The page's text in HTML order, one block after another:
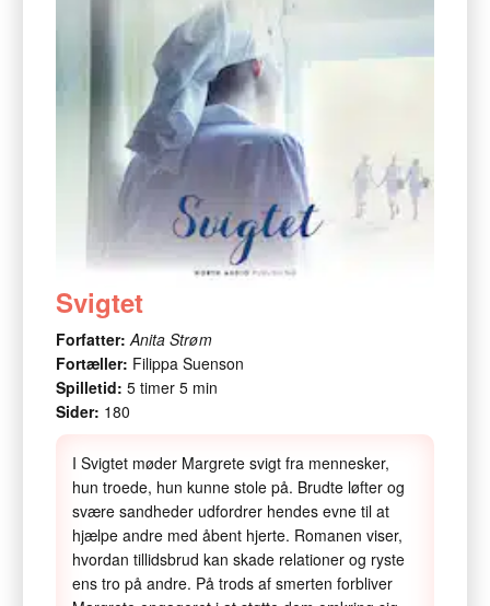
Svigtet
Forfatter: Anita Strøm
Fortæller: Filippa Suenson
Spilletid: 5 timer 5 min
Sider: 180
I Svigtet møder Margrete svigt fra mennesker,
hun troede, hun kunne stole på. Brudte løfter og
svære sandheder udfordrer hendes evne til at
hjælpe andre med åbent hjerte. Romanen viser,
hvordan tillidsbrud kan skade relationer og ryste
ens tro på andre. På trods af smerten forbliver